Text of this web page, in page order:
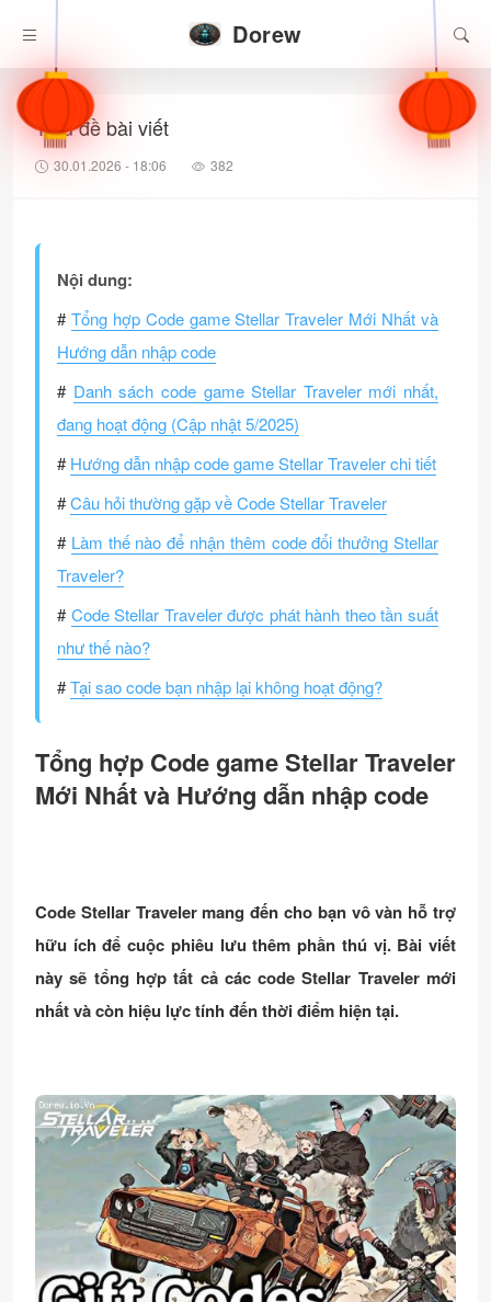
Dorew
Tiêu đề bài viết
30.01.2026 - 18:06 382
Nội dung:
#Tổng hợp Code game Stellar Traveler Mới Nhất và
Hướng dẫn nhập code
# Danh sách code game Stellar Traveler mới nhất,
đang hoạt động (Cập nhật 5/2025)
#Hướng dẫn nhập code game Stellar Traveler chi tiết
#Câu hỏi thường gặp về Code Stellar Traveler
# Làm thế nào để nhận thêm code đổi thưởng Stellar
Traveler?
#Code Stellar Traveler được phát hành theo tần suất
như thế nào?
#Tại sao code bạn nhập lại không hoạt động?
Tổng hợp Code game Stellar Traveler
Mới Nhất và Hướng dẫn nhập code
Code Stellar Traveler mang đến cho bạn vô vàn hỗ trợ
hữu ích để cuộc phiêu lưu thêm phần thú vị. Bài viết
này sẽ tổng hợp tất cả các code Stellar Traveler mới
nhất và còn hiệu lực tính đến thời điểm hiện tại.